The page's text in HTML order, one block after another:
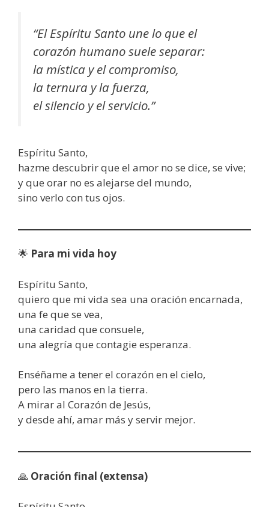
“El Espíritu Santo une lo que el
corazón humano suele separar:
la mística y el compromiso,
la ternura y la fuerza,
el silencio y el servicio.”
Espíritu Santo,
hazme descubrir que el amor no se dice, se vive;
y que orar no es alejarse del mundo,
sino verlo con tus ojos.
🌟 Para mi vida hoy
Espíritu Santo,
quiero que mi vida sea una oración encarnada,
una fe que se vea,
una caridad que consuele,
una alegría que contagie esperanza.
Enséñame a tener el corazón en el cielo,
pero las manos en la tierra.
A mirar al Corazón de Jesús,
y desde ahí, amar más y servir mejor.
🙏 Oración final (extensa)